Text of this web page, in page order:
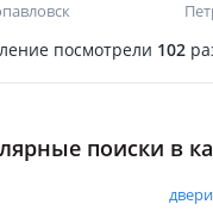
посмотрели 102
поиски в
двери